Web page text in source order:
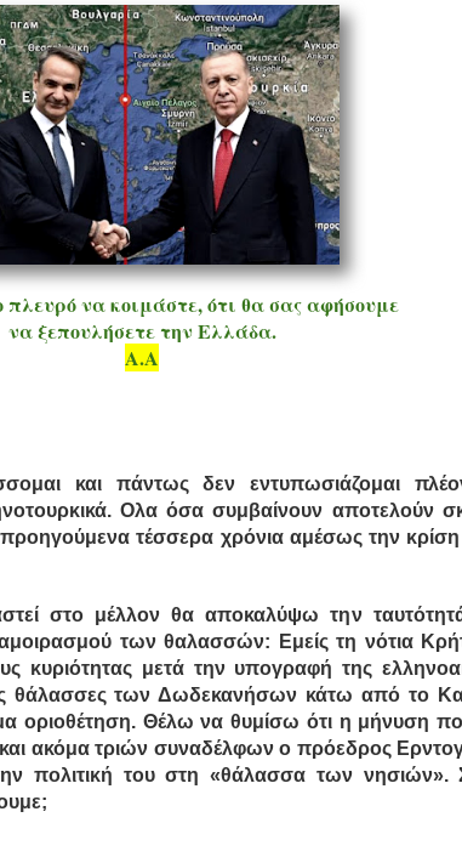
να κοιμάστε, ότι θα σας αφήσουμε
να ξεπουλήσετε την Ελλάδα.
Α.Α
και πάντως δεν εντυπωσιάζομαι
Ολα όσα συμβαίνουν αποτελούν
τέσσερα χρόνια αμέσως την
στο μέλλον θα αποκαλύψω την
των θαλασσών:
Εμείς τη νότια
κυριότητας μετά την υπογραφή της
θάλασσες των Δωδεκανήσων κάτω από το
οριοθέτηση. Θέλω να θυμίσω ότι η μήνυση
ακόμα τριών συναδέλφων ο πρόεδρος
την πολιτική του στη «θάλασσα των νησιών».